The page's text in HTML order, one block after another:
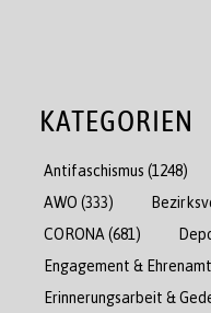
KATEGORIEN
Antifaschismus (1248)
AWO (333)
CORONA (681)
Engagement & Ehrenamt
Erinnerungsarbeit &